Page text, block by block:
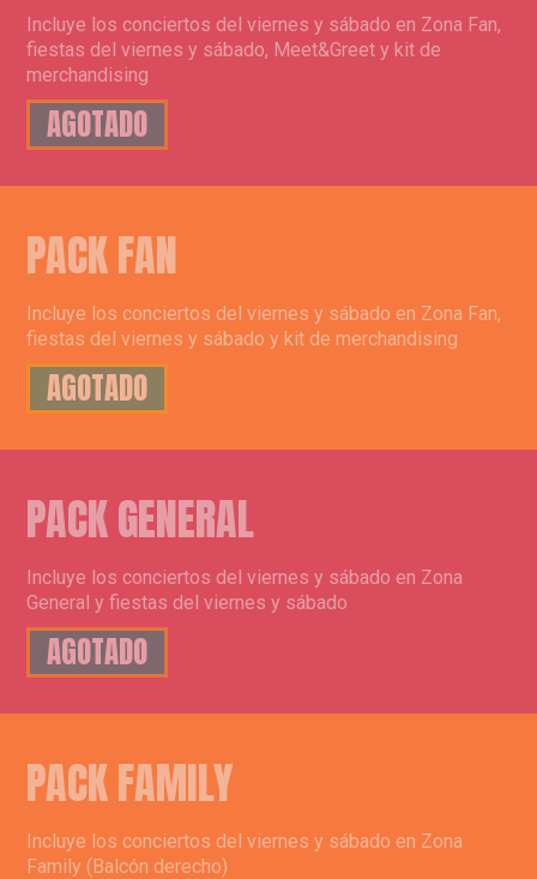
Incluye los conciertos del viernes y sábado en Zona Fan,
fiestas del viernes y sábado, Meet&Greet y kit de
merchandising
AGOTADO
PACK FAN
Incluye los conciertos del viernes y sábado en Zona Fan,
fiestas del viernes y sábado y kit de merchandising
AGOTADO
PACK GENERAL
Incluye los conciertos del viernes y sábado en Zona
General y fiestas del viernes y sábado
AGOTADO
PACK FAMILY
Incluye los conciertos del viernes y sábado en Zona
Family (Balcón derecho)